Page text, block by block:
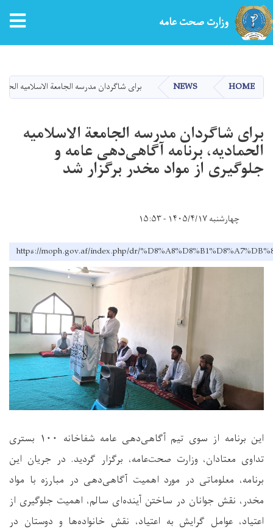
main
content
وزارت صحت عامه
HOME
NEWS برای شاگردان مدرسه الجامعة الاسلامیه
برای شاگردان مدرسه الجامعة الاسلامیه
الحمادیه، برنامه آگاهی‌دهی عامه و
جلوگیری از مواد مخدر برگزار شد
چهارشنبه ۱۴۰۵/۴/۱۷ - ۱۵:۵۳
https://moph.gov.af/index.php/dr/
این برنامه از سوی تیم آگاهی‌دهی عامه شفاخانه ۱۰۰ بستری
تداوی معتادان، وزارت صحت‌عامه، برگزار گردید. در جریان این
برنامه، معلوماتی در مورد اهمیت آگاهی‌دهی در مبارزه با مواد
مخدر، نقش جوانان در ساختن آینده‌ای سالم، اهمیت جلوگیری از
اعتیاد، عوامل گرایش به اعتیاد، نقش خانواده‌ها و دوستان در